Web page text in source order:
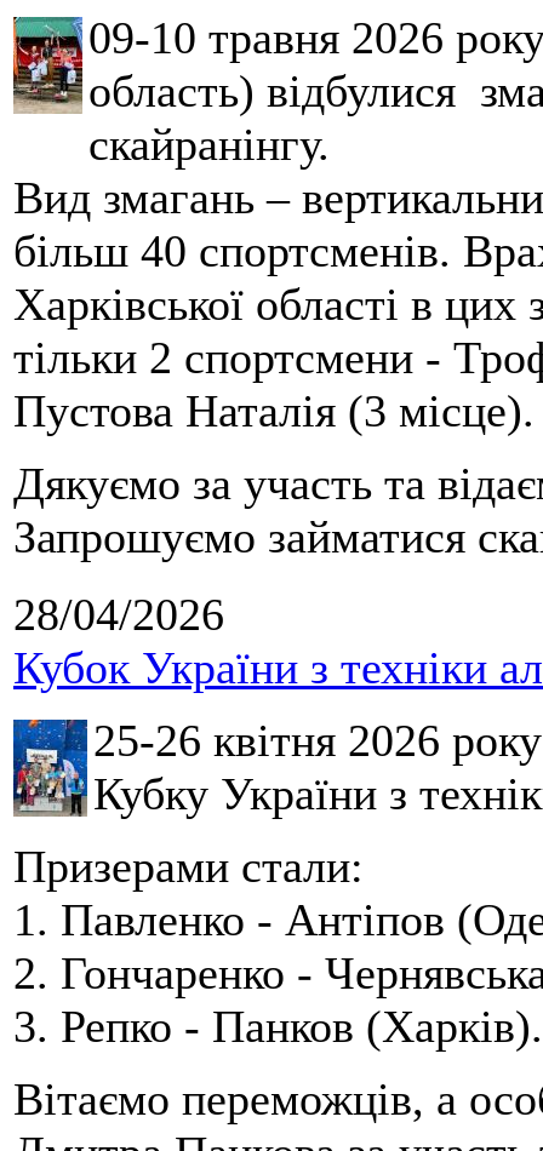
09-10 травня 2026
область) відбулися
скайранінгу.
Вид змагань –
більш 40 спортсменів.
Харківської області в
тільки 2 спортсмени -
Пустова Наталія (3 місце).
Дякуємо за участь та
Запрошуємо займатися
28/04/2026
Кубок України з техніки
25-26 квітня 2026
Кубку України з
Призерами стали:
1. Павленко - Антіпов
2. Гончаренко -
3. Репко - Панков (Харків).
Вітаємо переможців, а